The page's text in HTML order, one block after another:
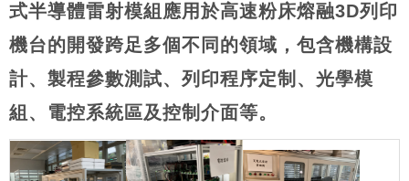
式半導體雷射模組應用於高速粉床熔融3D列印
機台的開發跨足多個不同的領域，包含機構設
計、製程參數測試、列印程序定制、光學模
組、電控系統區及控制介面等。